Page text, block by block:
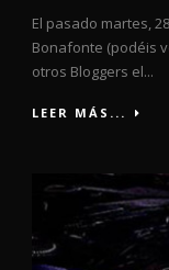
El pasado martes,
Bonafonte (podéis
otros Bloggers el...
LEER MÁS...